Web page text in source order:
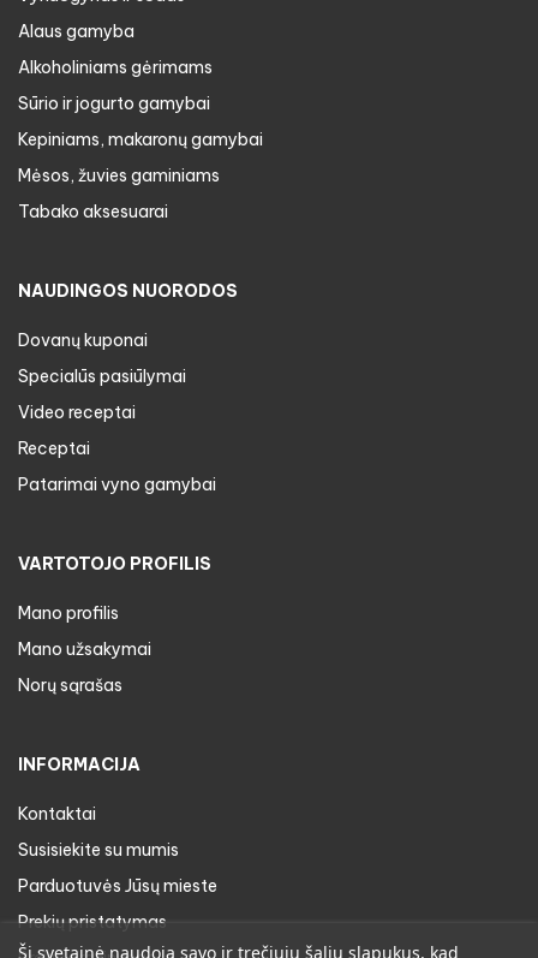
Alaus gamyba
Alkoholiniams gėrimams
Sūrio ir jogurto gamybai
Kepiniams, makaronų gamybai
Mėsos, žuvies gaminiams
Tabako aksesuarai
NAUDINGOS NUORODOS
Dovanų kuponai
Specialūs pasiūlymai
Video receptai
Receptai
Patarimai vyno gamybai
VARTOTOJO PROFILIS
Mano profilis
Mano užsakymai
Norų sąrašas
INFORMACIJA
Kontaktai
Susisiekite su mumis
Parduotuvės Jūsų mieste
Prekių pristatymas
Ši svetainė naudoja savo ir trečiųjų šalių slapukus, kad